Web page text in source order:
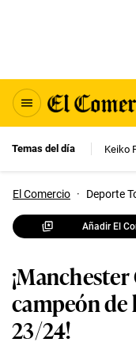
Temas del día Keiko
El Comercio · Deporte
Añadir El
campeón de
23/24!